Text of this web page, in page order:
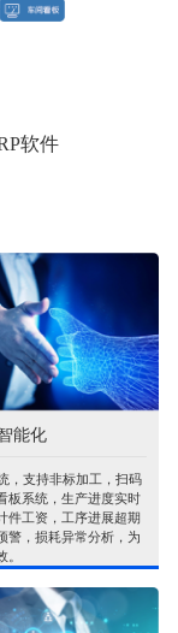
软件
能化
，支持非标加工，扫码
板系统，生产进度实时
件工资，工序进展超期
警，损耗异常分析，为
。